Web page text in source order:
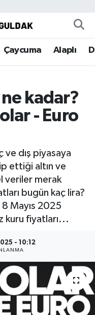
Çaycuma Alaplı
kadar?
- Euro
ve dış piyasaya
ettiği altın ve
veriler merak
bugün kaç lira?
Mayıs 2025
kuru fiyatları...
- 10:12